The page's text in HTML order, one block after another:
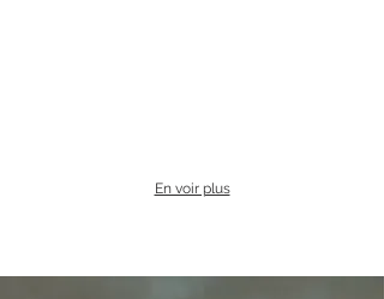
En voir plus